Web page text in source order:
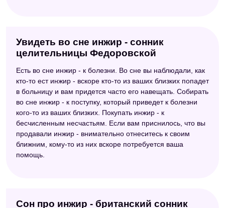
Увидеть во сне инжир - сонник
целительницы Федоровской
Есть во сне инжир - к болезни. Во сне вы наблюдали, как
кто-то ест инжир - вскоре кто-то из ваших близких попадет
в больницу и вам придется часто его навещать. Собирать
во сне инжир - к поступку, который приведет к болезни
кого-то из ваших близких. Покупать инжир - к
бесчисленным несчастьям. Если вам приснилось, что вы
продавали инжир - внимательно отнеситесь к своим
ближним, кому-то из них вскоре потребуется ваша
помощь.
Сон про инжир - британский сонник